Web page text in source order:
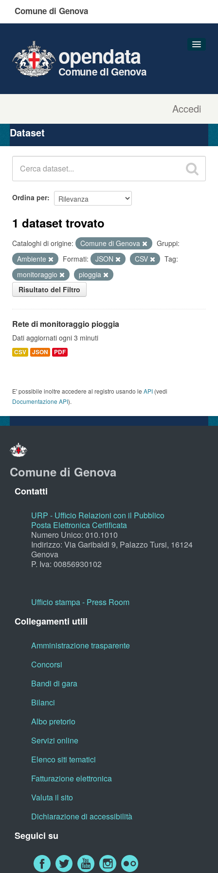
Comune di Genova
Accedi
opendata
Comune di Genova
Organizzazioni
Gruppi
Dataset
Ordina per
1 dataset trovato
Cataloghi di origine: Comune di Genova
Gruppi:
Ambiente
Formati: JSON CSV
Tag:
monitoraggio
pioggia
Risultato del Filtro
Rete di monitoraggio pioggia
Dati aggiornati ogni 3 minuti
CSV JSON PDF
E' possibile inoltre accedere al registro usando le API (vedi
Documentazione API).
Comune di Genova
Contatti
URP - Ufficio Relazioni con il Pubblico
Posta Elettronica Certificata
Numero Unico: 010.1010
Indirizzo: Via Garibaldi 9, Palazzo Tursi, 16124
Genova
P. Iva: 00856930102
Ufficio stampa - Press Room
Collegamenti utili
Amministrazione trasparente
Concorsi
Bandi di gara
Bilanci
Albo pretorio
Servizi online
Elenco siti tematici
Fatturazione elettronica
Valuta il sito
Dichiarazione di accessibilità
Seguici su